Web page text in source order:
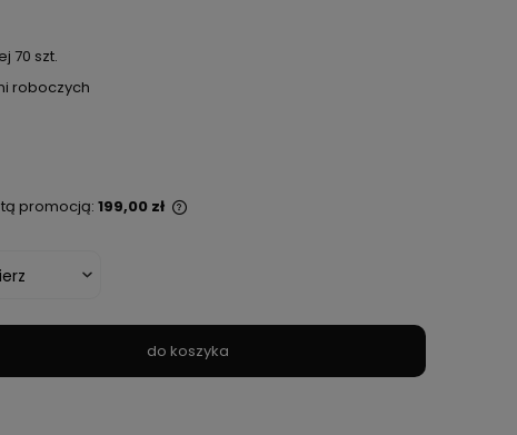
70 szt.
roboczych
promocją: 199,00 zł
jest najniższa
do koszyka